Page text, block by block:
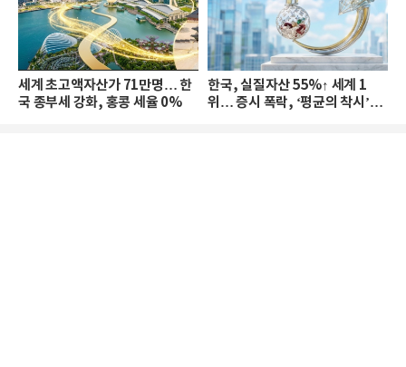
세계 초고액자산가 71만명… 한
국 종부세 강화, 홍콩 세율 0%
한국, 실질자산 55%↑ 세계 1
위… 증시 폭락, ‘평균의 착시’와